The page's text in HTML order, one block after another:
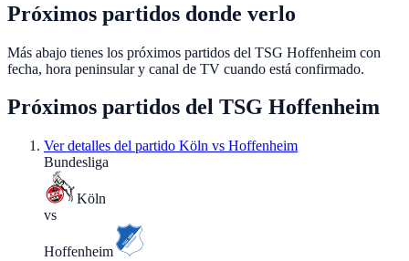
Próximos partidos donde verlo
Más abajo tienes los próximos partidos del TSG Hoffenheim con
fecha, hora peninsular y canal de TV cuando está confirmado.
Próximos partidos del TSG Hoffenheim
Ver detalles del partido Köln vs Hoffenheim
Bundesliga
Köln
vs
Hoffenheim